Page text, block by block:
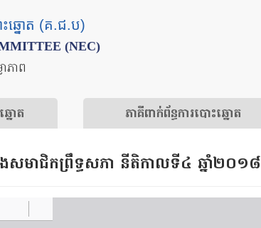
ះឆ្នោត (គ.ជ.ប)
(NEC)
ភាព
នោត ​ភាគីពាក់ព័ន្ធ​​ការ​បោះឆ្នោត
សមាជិកព្រឹទ្ធសភា​ នីតិកាលទី​៤ ឆ្នាំ​២០១៨